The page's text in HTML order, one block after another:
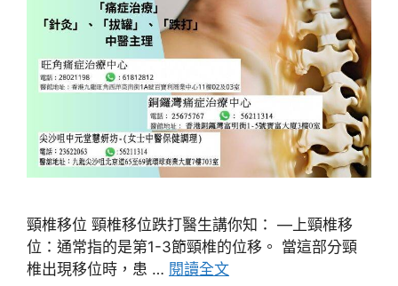
頸椎移位 頸椎移位跌打醫生講你知： —上頸椎移
位：通常指的是第1-3節頸椎的位移。 當這部分頸
椎出現移位時，患 … 閱讀全文